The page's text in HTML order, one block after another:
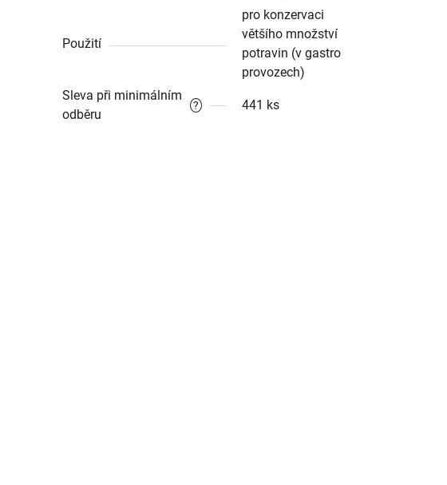
Použití
pro konzervaci
většího množství
potravin (v gastro
provozech)
?
Sleva při minimálním
odběru
441 ks